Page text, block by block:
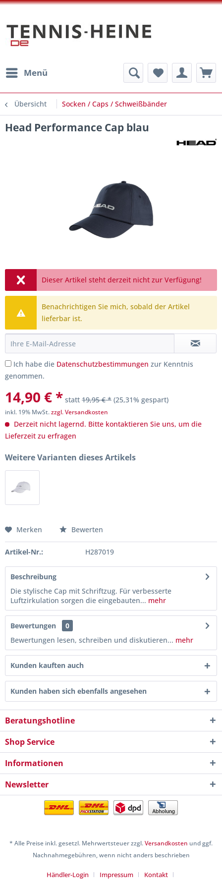
Menü
Übersicht Socken / Caps / Schweißbänder
Head Performance Cap blau
Dieser Artikel steht derzeit nicht zur Verfügung!
Benachrichtigen Sie mich, sobald der Artikel
lieferbar ist.
Ich habe die Datenschutzbestimmungen zur Kenntnis
genommen.
14,90 € * statt 19,95 € * (25,31% gespart)
inkl. 19% MwSt.zzgl. Versandkosten
Derzeit nicht lagernd. Bitte kontaktieren Sie uns, um die
Lieferzeit zu erfragen
Weitere Varianten dieses Artikels
Merken Bewerten
Artikel-Nr.: H287019
Beschreibung
Die stylische Cap mit Schriftzug. Für verbesserte
Luftzirkulation sorgen die eingebauten... mehr
Bewertungen
0
Bewertungen lesen, schreiben und diskutieren... mehr
Kunden kauften auch
Kunden haben sich ebenfalls angesehen
Beratungshotline
Shop Service
Informationen
Newsletter
* Alle Preise inkl. gesetzl. Mehrwertsteuer zzgl.Versandkosten und ggf.
Nachnahmegebühren, wenn nicht anders beschrieben
Händler-Login Impressum
Kontakt